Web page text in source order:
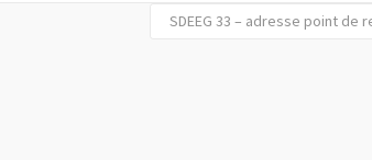
SDEEG 33 – adresse point de